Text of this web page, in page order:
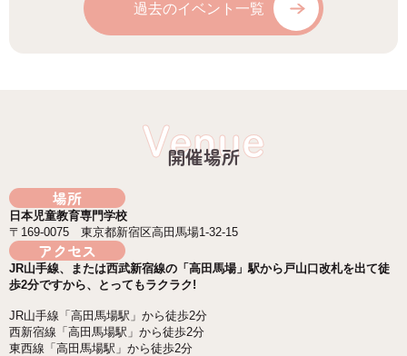
過去のイベント一覧
Venue
開催場所
場所
日本児童教育専門学校
〒169-0075 東京都新宿区高田馬場1-32-15
アクセス
JR山手線、または西武新宿線の「高田馬場」駅から戸山口改札を出て徒
歩2分ですから、とってもラクラク!
JR山手線「高田馬場駅」から徒歩2分
西新宿線「高田馬場駅」から徒歩2分
東西線「高田馬場駅」から徒歩2分